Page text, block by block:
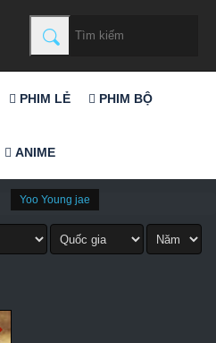
PHIM LẺ PHIM BỘ
ANIME
Yoo Young jae